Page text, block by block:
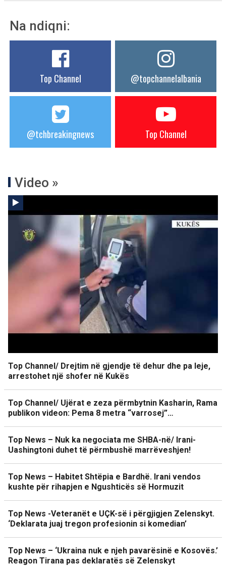
Na ndiqni:
Top Channel @topchannelalbania
@tchbreakingnews Top Channel
Video »
Top Channel/ Drejtim në gjendje të dehur dhe pa leje,
arrestohet një shofer në Kukës
Top Channel/ Ujërat e zeza përmbytnin Kasharin, Rama
publikon videon: Pema 8 metra “varrosej”…
Top News – Nuk ka negociata me SHBA-në/ Irani-
Uashingtoni duhet të përmbushë marrëveshjen!
Top News – Habitet Shtëpia e Bardhë. Irani vendos
kushte për rihapjen e Ngushticës së Hormuzit
Top News -Veteranët e UÇK-së i përgjigjen Zelenskyt.
‘Deklarata juaj tregon profesionin si komedian’
Top News – ‘Ukraina nuk e njeh pavarësinë e Kosovës.’
Reagon Tirana pas deklaratës së Zelenskyt